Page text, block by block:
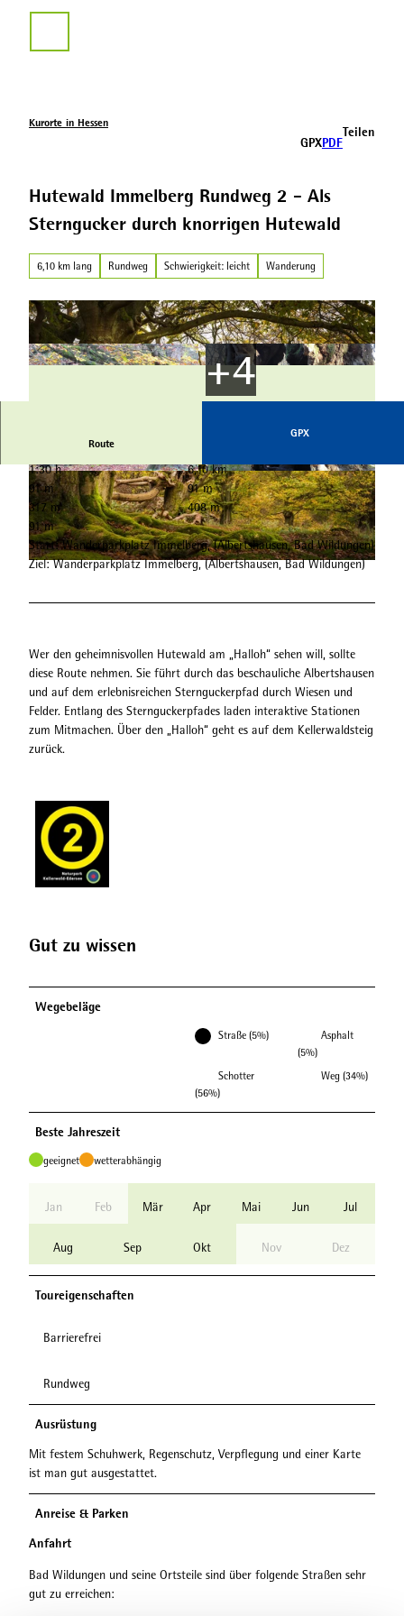
Kurorte in Hessen
GPXPDF
Teilen
Hutewald Immelberg Rundweg 2 - Als
Sterngucker durch knorrigen Hutewald
6,10 km lang Rundweg Schwierigkeit: leicht Wanderung
© Heinrich Kowalski, Edersee | Deine Region: wild, bunt, gesund.
© Gereon Schoplick, Stadtmarketing Bad Wildu
ngen |CC-BY-SA
© Gereon Schoplick, Stadtmarketing Bad Wildu
ngen
Route
GPX
1:30 h
6,10 km
91 m
91 m
317 m
408 m
91 m
Start: Wanderparkplatz Immelberg, (Albertshausen, Bad Wildungen)
Ziel: Wanderparkplatz Immelberg, (Albertshausen, Bad Wildungen)
Wer den geheimnisvollen Hutewald am „Halloh“ sehen will, sollte
diese Route nehmen. Sie führt durch das beschauliche Albertshausen
und auf dem erlebnisreichen Sternguckerpfad durch Wiesen und
Felder. Entlang des Sternguckerpfades laden interaktive Stationen
zum Mitmachen. Über den „Halloh“ geht es auf dem Kellerwaldsteig
zurück.
Gut zu wissen
Wegebeläge
Straße (5%)
Asphalt
(5%)
Schotter
(56%)
Weg (34%)
Beste Jahreszeit
geeignet wetterabhängig
Jan Feb Mär Apr Mai Jun Jul
Aug Sep Okt Nov Dez
Toureigenschaften
Barrierefrei
Rundweg
Ausrüstung
Mit festem Schuhwerk, Regenschutz, Verpflegung und einer Karte
ist man gut ausgestattet.
Anreise & Parken
Anfahrt
Bad Wildungen und seine Ortsteile sind über folgende Straßen sehr
gut zu erreichen: